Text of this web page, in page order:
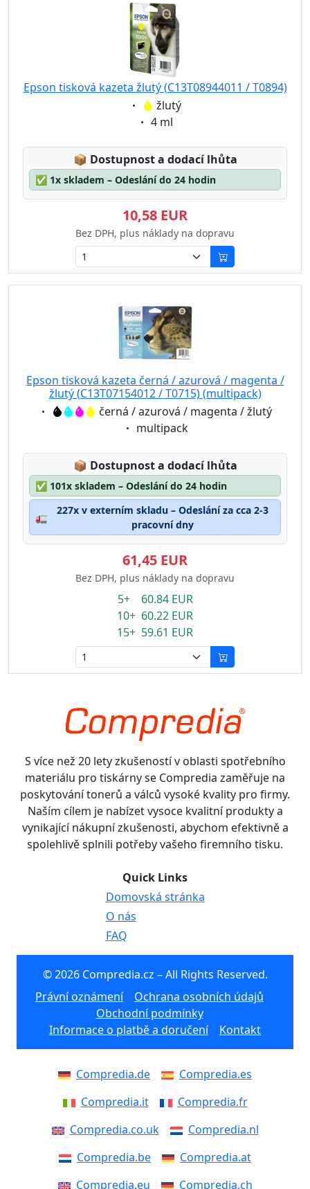
Epson tisková kazeta žlutý (C13T08944011 / T0894)
Eigenschaft:
žlutý
Eigenschaft:
4 ml
📦 Lagerstatus:
Dostupnost a dodací lhůta
✅ 1x skladem – Odeslání do 24 hodin
10,58 EUR
Bez DPH, plus náklady na dopravu
Epson tisková kazeta černá / azurová / magenta /
žlutý (C13T07154012 / T0715) (multipack)
Eigenschaft:černá / azurová / magenta / žlutý
Eigenschaft:
multipack
📦 Lagerstatus:
Dostupnost a dodací lhůta
✅ 101x skladem – Odeslání do 24 hodin
🚛
227x v externím skladu – Odeslání za cca 2-3
pracovní dny
61,45 EUR
Bez DPH, plus náklady na dopravu
5+ 60.84 EUR
10+ 60.22 EUR
15+ 59.61 EUR
S více než 20 lety zkušeností v oblasti spotřebního
materiálu pro tiskárny se Compredia zaměřuje na
poskytování tonerů a válců vysoké kvality pro firmy.
Naším cílem je nabízet vysoce kvalitní produkty a
vynikající nákupní zkušenosti, abychom efektivně a
spolehlivě splnili potřeby vašeho firemního tisku.
Quick Links
Domovská stránka
O nás
FAQ
© 2026 Compredia.cz – All Rights Reserved.
Právní oznámení
Ochrana osobních údajů
Obchodní podmínky
Informace o platbě a doručení
Kontakt
Compredia.de
Compredia.es
Compredia.it
Compredia.fr
Compredia.co.uk
Compredia.nl
Compredia.be
Compredia.at
Compredia.eu
Compredia.ch